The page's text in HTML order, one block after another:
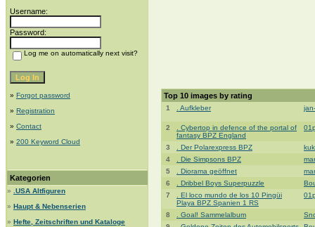
Username:
Password:
Log me on automatically next visit?
» Forgot password
» Registration
» Contact
» 200 Keyword Cloud
Kategorien
»
.USA Altfiguren
» Haupt & Nebenserien
» Hefte, Zeitschriften und Kataloge
Top 10 images by rating
1 . Aufkleber
2
. Cybertop in defence of the portal of
fantasy BPZ England
3 . Der Polarexpress BPZ
4
. Die Simpsons BPZ
5
. Diorama geöffnet
6
. Dribbel Boys Superpuzzle
7
. El loco mundo de los 10 Pingüi
Playa BPZ Spanien 1 RS
8 . Goal! Sammelalbum